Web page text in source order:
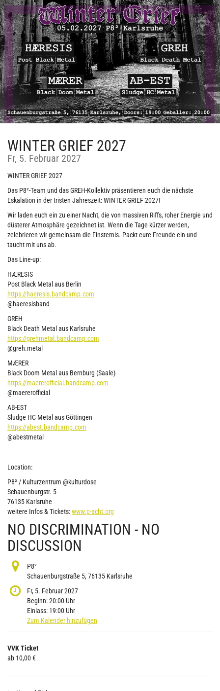
Zum
Haupt-
Inhalt
springen
WINTER GRIEF 2027
Fr, 5. Februar 2027
WINTER GRIEF 2027
Das P8²-Team und das GREH-Kollektiv präsentieren euch die nächste
Eskalation in der tristen Jahreszeit: WINTER GRIEF 2027!
Wir laden euch ein zu einer Nacht, die von massiven Riffs, roher Energie und
düsterer Atmosphäre gezeichnet ist. Wenn die Tage kürzer werden,
zelebrieren wir gemeinsam die Finsternis. Packt eure Freunde ein und
taucht mit uns ab.
Das Line-up:
HÆRESIS
Post Black Metal aus Berlin
https://haeresis.bandcamp.com
@haeresisband
GREH
Black Death Metal aus Karlsruhe
https://grehmetal.bandcamp.com
@greh.metal
MÆRER
Black Doom Metal aus Bernburg (Saale)
https://maererofficial.bandcamp.com
@maererofficial
AB-EST
Sludge HC Metal aus Göttingen
https://abest.bandcamp.com
@abestmetal
Location:
P8² / Kulturzentrum @kulturdose
Schauenburgstr. 5
76135 Karlsruhe
weitere Infos & Tickets:www.p-acht.org
NO DISCRIMINATION - NO
DISCUSSION
P8²
Schauenburgstraße 5, 76135 Karlsruhe
Fr, 5. Februar 2027
Beginn:20:00Uhr
Einlass: 19:00Uhr
Zum Kalender hinzufügen
Unkategorisierte
VVK Ticket
ab 10,00 €